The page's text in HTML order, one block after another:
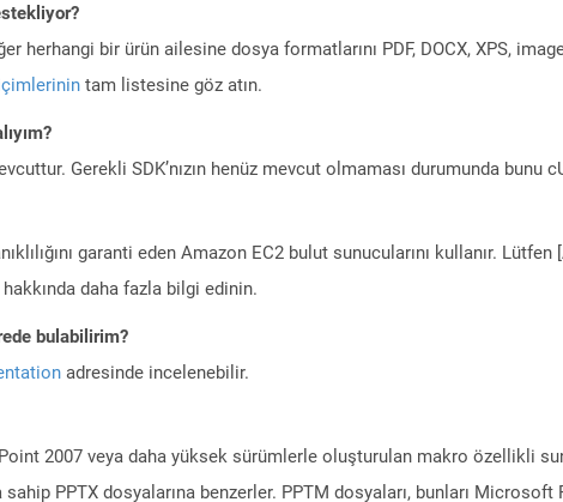
bir ürün ailesine dosya formatlarını PDF, DOCX, XPS,
tam listesine göz atın.
Gerekli SDK’nızın henüz mevcut olmaması durumunda bunu
garanti eden Amazon EC2 bulut sunucularını kullanır.
daha fazla bilgi edinin.
bulabilirim?
adresinde incelenebilir.
2007 veya daha yüksek sürümlerle oluşturulan makro özellikli
PPTX dosyalarına benzerler. PPTM dosyaları, bunları